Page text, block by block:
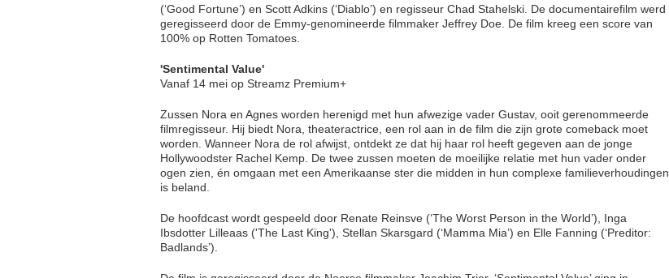
(‘Good Fortune’) en Scott Adkins (‘Diablo’) en regisseur Chad Stahelski. De documentairefilm werd
geregisseerd door de Emmy-genomineerde filmmaker Jeffrey Doe. De film kreeg een score van
100% op Rotten Tomatoes.
'Sentimental Value'
Vanaf 14 mei op Streamz Premium+
Zussen Nora en Agnes worden herenigd met hun afwezige vader Gustav, ooit gerenommeerde
filmregisseur. Hij biedt Nora, theateractrice, een rol aan in de film die zijn grote comeback moet
worden. Wanneer Nora de rol afwijst, ontdekt ze dat hij haar rol heeft gegeven aan de jonge
Hollywoodster Rachel Kemp. De twee zussen moeten de moeilijke relatie met hun vader onder
ogen zien, én omgaan met een Amerikaanse ster die midden in hun complexe familieverhoudingen
is beland.
De hoofdcast wordt gespeeld door Renate Reinsve (‘The Worst Person in the World’), Inga
Ibsdotter Lilleaas ('The Last King'), Stellan Skarsgard (‘Mamma Mia’) en Elle Fanning (‘Preditor:
Badlands’).